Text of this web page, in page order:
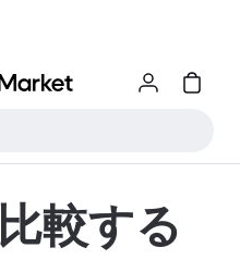
較する